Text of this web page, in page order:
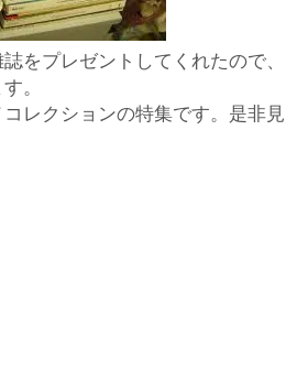
をプレゼントしてくれたので、
。
レクションの特集です。是非見